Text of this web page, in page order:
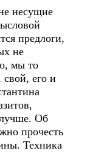
несущие
предлоги,
не
мы то
его и
лучше. Об
прочесть
Техника